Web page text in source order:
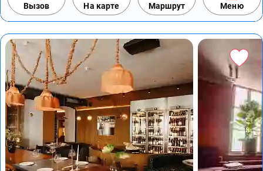
Вызов На карте Маршрут Меню